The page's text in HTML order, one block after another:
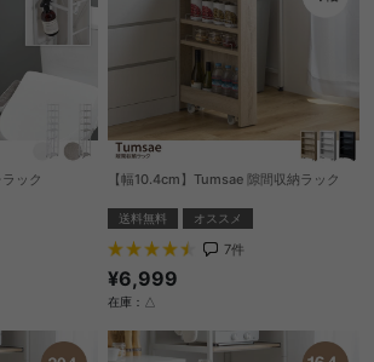
ック 【幅10.4cm】Tumsae 隙間収納ラック
送料無料 オススメ
7件
¥6,999
在庫：△